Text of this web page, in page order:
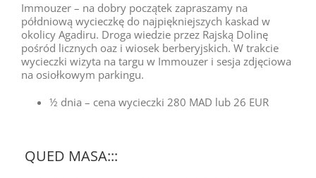
Immouzer – na dobry początek zapraszamy na
półdniową wycieczkę do najpiękniejszych kaskad w
okolicy Agadiru. Droga wiedzie przez Rajską Dolinę
pośród licznych oaz i wiosek berberyjskich. W trakcie
wycieczki wizyta na targu w Immouzer i sesja zdjęciowa
na osiołkowym parkingu.
½ dnia – cena wycieczki 280 MAD lub 26 EUR
QUED MASA:::